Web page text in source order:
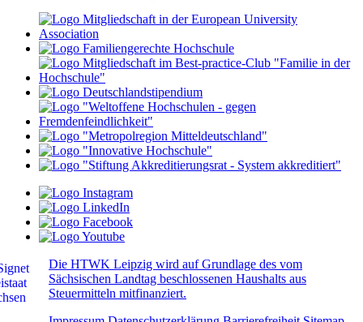
Die HTWK Leipzig wird auf Grundlage des vom
Sächsischen Landtag beschlossenen Haushalts aus
Steuermitteln mitfinanziert.